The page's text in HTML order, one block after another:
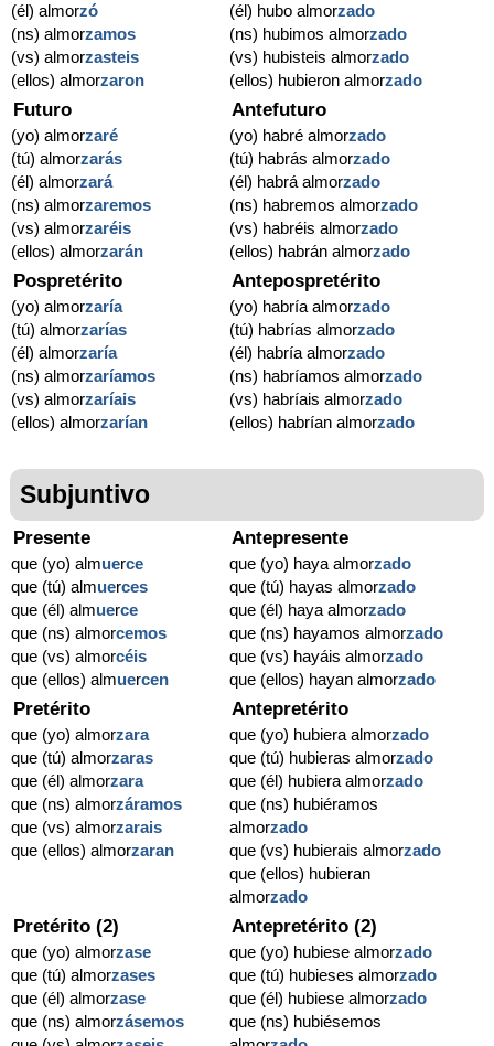
(él) almorzó
(ns) almorzamos
(vs) almorzasteis
(ellos) almorzaron
(él) hubo almorzado
(ns) hubimos almorzado
(vs) hubisteis almorzado
(ellos) hubieron almorzado
Futuro
(yo) almorzaré
(tú) almorzarás
(él) almorzará
(ns) almorzaremos
(vs) almorzaréis
(ellos) almorzarán
Antefuturo
(yo) habré almorzado
(tú) habrás almorzado
(él) habrá almorzado
(ns) habremos almorzado
(vs) habréis almorzado
(ellos) habrán almorzado
Pospretérito
(yo) almorzaría
(tú) almorzarías
(él) almorzaría
(ns) almorzaríamos
(vs) almorzaríais
(ellos) almorzarían
Antepospretérito
(yo) habría almorzado
(tú) habrías almorzado
(él) habría almorzado
(ns) habríamos almorzado
(vs) habríais almorzado
(ellos) habrían almorzado
Subjuntivo
Presente
que (yo) almuerce
que (tú) almuerces
que (él) almuerce
que (ns) almorcemos
que (vs) almorcéis
que (ellos) almuercen
Antepresente
que (yo) haya almorzado
que (tú) hayas almorzado
que (él) haya almorzado
que (ns) hayamos almorzado
que (vs) hayáis almorzado
que (ellos) hayan almorzado
Pretérito
que (yo) almorzara
que (tú) almorzaras
que (él) almorzara
que (ns) almorzáramos
que (vs) almorzarais
que (ellos) almorzaran
Antepretérito
que (yo) hubiera almorzado
que (tú) hubieras almorzado
que (él) hubiera almorzado
que (ns) hubiéramos
almorzado
que (vs) hubierais almorzado
que (ellos) hubieran
almorzado
Pretérito (2)
que (yo) almorzase
que (tú) almorzases
que (él) almorzase
que (ns) almorzásemos
Antepretérito (2)
que (yo) hubiese almorzado
que (tú) hubieses almorzado
que (él) hubiese almorzado
que (ns) hubiésemos